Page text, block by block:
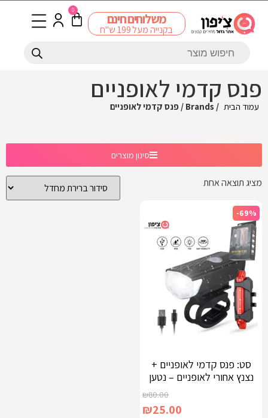
משלוחים חינם
בקנייה מעל 199 ש"ח
0
פנס קדמי לאופניים
עמוד הבית / Brands / פנס קדמי לאופניים
סינון מוצרים
מציג תוצאה אחת
-69%
סט: פנס קדמי לאופניים +
נצנץ אחורי לאופניים – נטען
₪80.00
₪25.00